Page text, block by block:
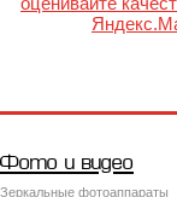
Фото и видео
Зеркальные фотоаппараты